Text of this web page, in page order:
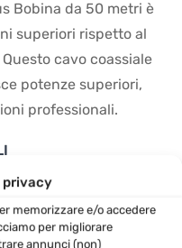
privacy
memorizzare e/o accedere
per migliorare
annunci (non)
Bobina da 50 metri è
superiori rispetto al
cavo coassiale
potenze superiori,
professionali.
(@ 1GHz)
del 9%